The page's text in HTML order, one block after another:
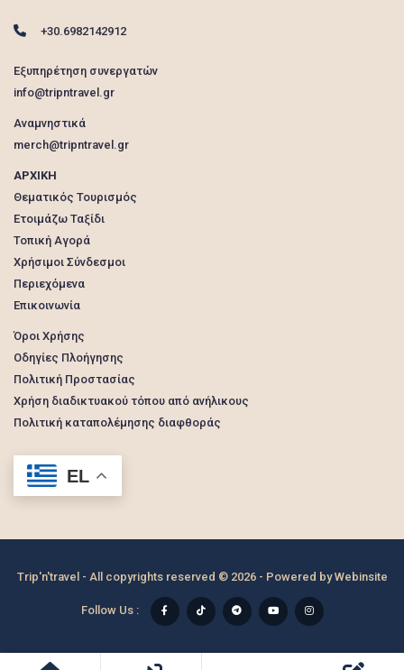
+30.6982142912
Εξυπηρέτηση συνεργατών
info@tripntravel.gr
Αναμνηστικά
merch@tripntravel.gr
ΑΡΧΙΚΗ
Θεματικός Τουρισμός
Ετοιμάζω Ταξίδι
Τοπική Αγορά
Χρήσιμοι Σύνδεσμοι
Περιεχόμενα
Επικοινωνία
Όροι Χρήσης
Οδηγίες Πλοήγησης
Πολιτική Προστασίας
Χρήση διαδικτυακού τόπου από ανήλικους
Πολιτική καταπολέμησης διαφθοράς
EL
Trip'n'travel - All copyrights reserved © 2026 - Powered byWebinsite
Follow Us :